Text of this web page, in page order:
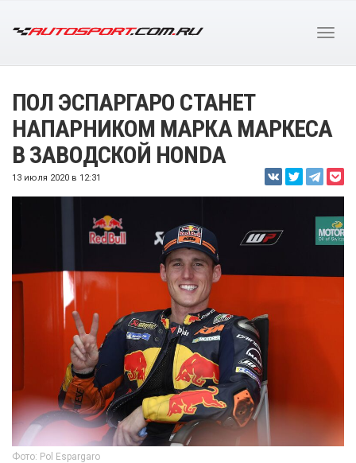
ПОЛ ЭСПАРГАРО СТАНЕТ
НАПАРНИКОМ МАРКА МАРКЕСА
В ЗАВОДСКОЙ HONDA
13 июля 2020 в 12:31
Фото: Pol Espargaro